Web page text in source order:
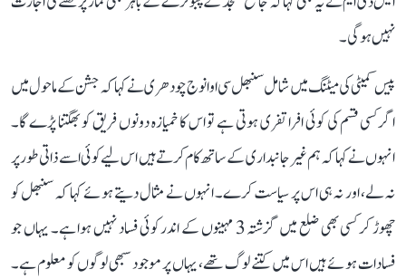
نہیں ہوگی۔
پیس کمیٹی کی میٹنگ میں شامل سنبھل سی او انوج چودھری نے کہا کہ جشن کے ماحول میں
اگر کسی قسم کی کوئی افراتفری ہوتی ہے تو اس کا خمیازہ دونوں فریق کو بھگتنا پڑے گا۔
انہوں نے کہا کہ ہم غیر جانبداری کے ساتھ کام کرتے ہیں اس لیے کوئی اسے ذاتی طور پر
نہ لے، اور نہ ہی اس پر سیاست کرے۔ انہوں نے مثال دیتے ہوئے کہا کہ سنبھل کو
چھوڑ کر کسی بھی ضلع میں گزشتہ 3 مہینوں کے اندر کوئی فساد نہیں ہوا ہے۔ یہاں جو
فسادات ہوئے ہیں اس میں کتنے لوگ تھے، یہاں پر موجود سبھی لوگوں کو معلوم ہے۔